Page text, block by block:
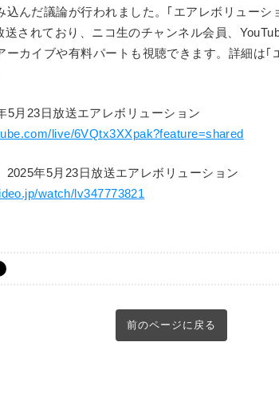
込んだ議論が行われました。｢エアレボリューシ
送されており、ニコ生のチャンネル会員、
ーカイブや有料パートも視聴できます。詳細は｢
月23日放送エアレボリューション
live/6VQtx3XXpak?feature=shared
年5月23日放送エアレボリューション
watch/lv347773821
前のページに戻る